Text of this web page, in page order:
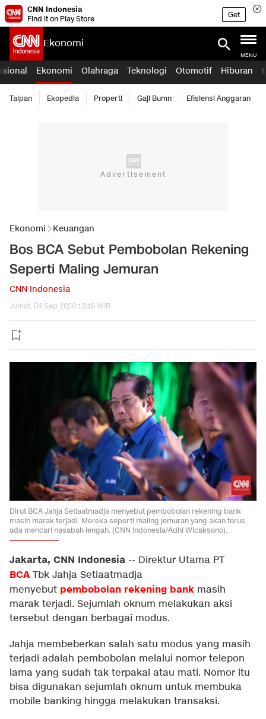
CNN Indonesia
Find it on Play Store
Get
Ekonomi
MENU
Ekonomi Olahraga Teknologi Otomotif Hiburan
Taipan Ekopedia Properti Gaji Bumn Efisiensi Anggaran
Ekonomi Keuangan
Bos BCA Sebut Pembobolan Rekening
Seperti Maling Jemuran
CNN Indonesia
Jumat, 04 Sep 2020 13:16 WIB
Dirut BCA Jahja Setiaatmadja menyebut pembobolan rekening bank
masih marak terjadi. Mereka seperti maling jemuran yang akan terus
ada mencari nasabah lengah. (CNN Indonesia/Adhi Wicaksono).
Jakarta, CNN Indonesia -- Direktur Utama PT
BCATbk Jahja Setiaatmadja
menyebut pembobolan rekening bank masih
marak terjadi. Sejumlah oknum melakukan aksi
tersebut dengan berbagai modus.
Jahja membeberkan salah satu modus yang masih
terjadi adalah pembobolan melalui nomor telepon
lama yang sudah tak terpakai atau mati. Nomor itu
bisa digunakan sejumlah oknum untuk membuka
mobile banking hingga melakukan transaksi.